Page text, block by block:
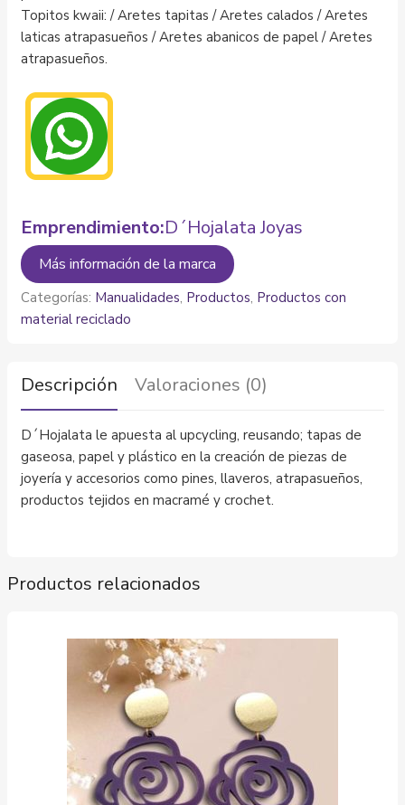
Topitos kwaii: / Aretes tapitas / Aretes calados / Aretes
laticas atrapasueños / Aretes abanicos de papel / Aretes
atrapasueños.
Emprendimiento:D´Hojalata Joyas
Más información de la marca
Categorías: Manualidades, Productos, Productos con
material reciclado
Descripción Valoraciones (0)
D´Hojalata le apuesta al upcycling, reusando; tapas de
gaseosa, papel y plástico en la creación de piezas de
joyería y accesorios como pines, llaveros, atrapasueños,
productos tejidos en macramé y crochet.
Productos relacionados